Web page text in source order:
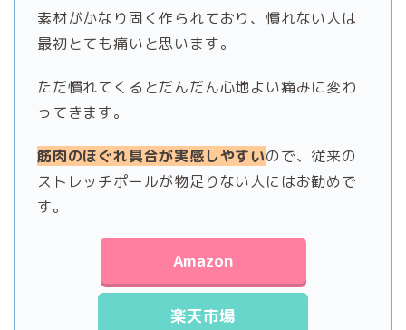
素材がかなり固く作られており、慣れない人は
最初とても痛いと思います。
ただ慣れてくるとだんだん心地よい痛みに変わ
ってきます。
筋肉のほぐれ具合が実感しやすいので、従来の
ストレッチポールが物足りない人にはお勧めで
す。
Amazon
楽天市場